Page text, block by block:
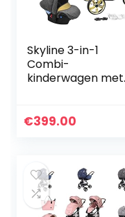
Skyline 3-in-1
Combi-
kinderwagen met
sportbuggy-
€399.00